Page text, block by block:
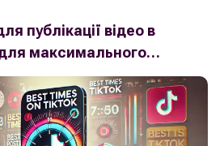
публікації відео в
максимального